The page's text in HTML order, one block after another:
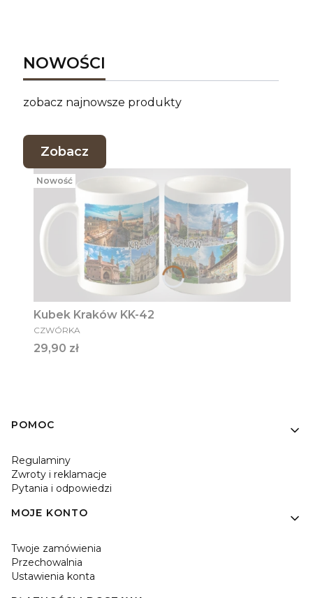
NOWOŚCI
zobacz najnowsze produkty
Zobacz
Nowość
Kubek Kraków KK-42
PRODUCENT
CZWÓRKA
Cena
29,90 zł
Linki w stopce
POMOC
Regulaminy
Zwroty i reklamacje
Pytania i odpowiedzi
MOJE KONTO
Twoje zamówienia
Przechowalnia
Ustawienia konta